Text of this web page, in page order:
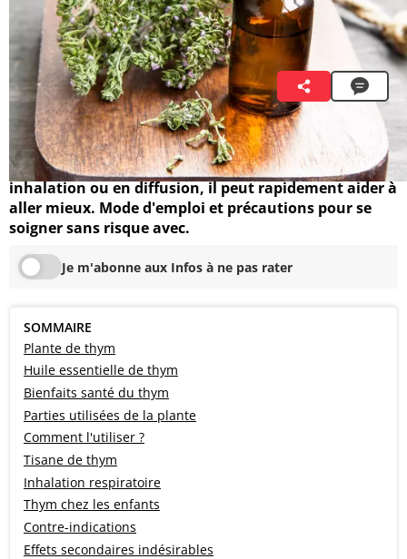
Jessica Xavier
21 octobre 2021 17:43
Le thym est une plante à portée de mains qui soigne
de nombreux maux en santé. Rhume, nez bouché,
bronches encombrées, ballonnements... En tisane, en
inhalation ou en diffusion, il peut rapidement aider à
aller mieux. Mode d'emploi et précautions pour se
soigner sans risque avec.
Je m'abonne aux Infos à ne pas rater
SOMMAIRE
Plante de thym
Huile essentielle de thym
Bienfaits santé du thym
Parties utilisées de la plante
Comment l'utiliser ?
Tisane de thym
Inhalation respiratoire
Thym chez les enfants
Contre-indications
Effets secondaires indésirables